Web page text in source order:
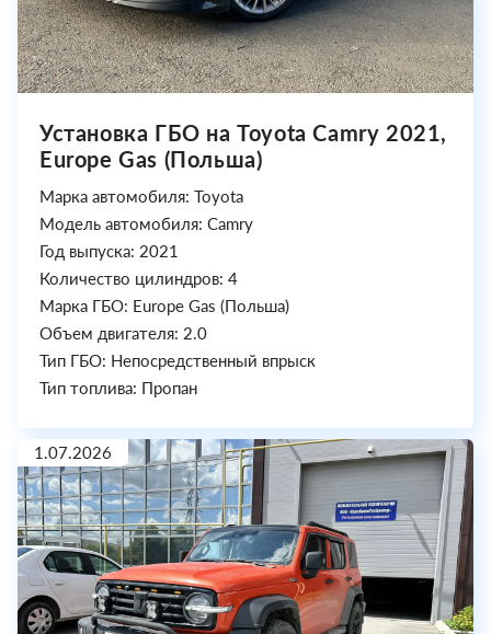
Установка ГБО на Toyota Camry 2021,
Europe Gas (Польша)
Марка автомобиля: Toyota
Модель автомобиля: Camry
Год выпуска: 2021
Количество цилиндров: 4
Марка ГБО: Europe Gas (Польша)
Объем двигателя: 2.0
Тип ГБО: Непосредственный впрыск
Тип топлива: Пропан
1.07.2026